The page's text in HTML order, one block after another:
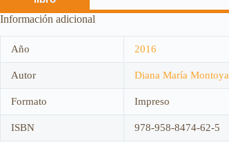
Información adicional
Año 2016
Autor Diana María Montoya
Formato Impreso
ISBN 978-958-8474-62-5